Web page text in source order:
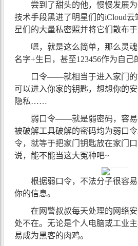
尝到了甜头的他，慢慢发展
技术手段黑进了明星们的iCloud云
星们的大量私密照并将它们散布
嗯，就是这么简单，那么灵
名字+生日，甚至123456作为自己
口令——就相当于进入家门
可以进入你家的钥匙，想想你的
隐私……
弱口令——就是弱密码，容易
被破解工具破解的密码均为弱口
令，就等于把家门钥匙放在家门
说，能不能当这大冤种吧~
根据弱口令，不法分子很容
你的信息。
在网警叔叔每天处理的网络
处不在。无论是个人电脑或工业
易成为黑客的肉鸡。